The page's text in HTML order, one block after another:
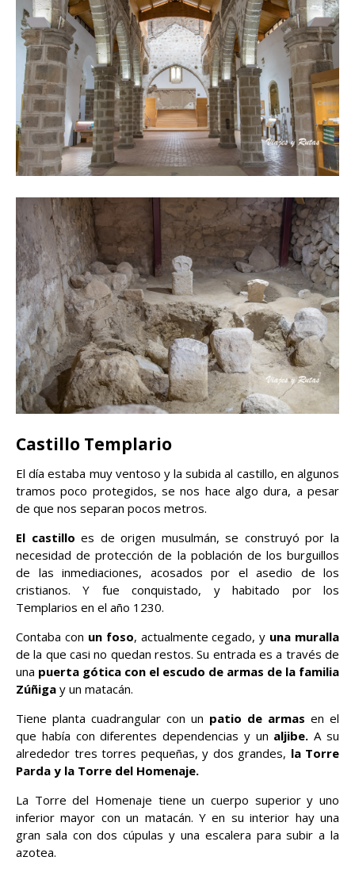
Castillo Templario
El día estaba muy ventoso y la subida al castillo, en algunos
tramos poco protegidos, se nos hace algo dura, a pesar
de que nos separan pocos metros.
El castillo es de origen musulmán, se construyó por la
necesidad de protección de la población de los burguillos
de las inmediaciones, acosados por el asedio de los
cristianos. Y fue conquistado, y habitado por los
Templarios en el año 1230.
Contaba con un foso, actualmente cegado, y una muralla
de la que casi no quedan restos. Su entrada es a través de
una puerta gótica con el escudo de armas de la familia
Zúñiga y un matacán.
Tiene planta cuadrangular con un patio de armas en el
que había con diferentes dependencias y un aljibe. A su
alrededor tres torres pequeñas, y dos grandes, la Torre
Parda y la Torre del Homenaje.
La Torre del Homenaje tiene un cuerpo superior y uno
inferior mayor con un matacán. Y en su interior hay una
gran sala con dos cúpulas y una escalera para subir a la
azotea.